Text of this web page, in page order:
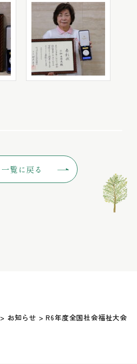
一覧に戻る
> お知らせ > R6年度全国社会福祉大会